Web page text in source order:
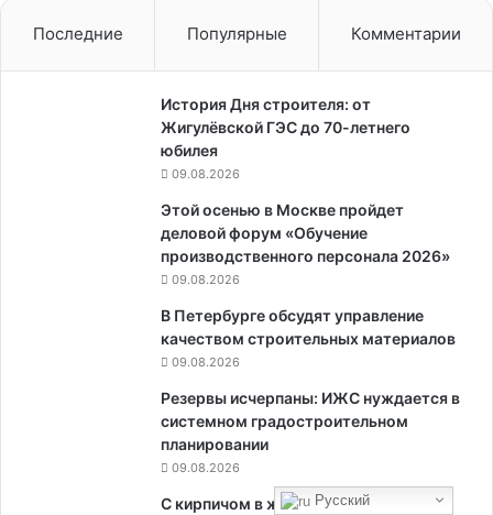
Последние Популярные Комментарии
История Дня строителя: от
Жигулёвской ГЭС до 70-летнего
юбилея
09.08.2026
Этой осенью в Москве пройдет
деловой форум «Обучение
производственного персонала 2026»
09.08.2026
В Петербурге обсудят управление
качеством строительных материалов
09.08.2026
Резервы исчерпаны: ИЖС нуждается в
системном градостроительном
планировании
09.08.2026
С кирпичом в желудке: ипотечное
Русский